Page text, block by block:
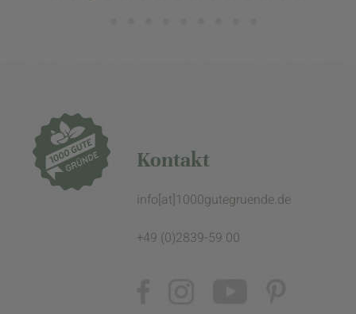
Kontakt
info[at]1000gutegruende.de
+49 (0)2839-59 00